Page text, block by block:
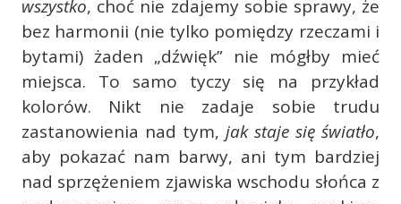
wszystko, choć nie zdajemy sobie sprawy, że
bez harmonii (nie tylko pomiędzy rzeczami i
bytami) żaden „dźwięk” nie mógłby mieć
miejsca. To samo tyczy się na przykład
kolorów. Nikt nie zadaje sobie trudu
zastanowienia nad tym, jak staje się światło,
aby pokazać nam barwy, ani tym bardziej
nad sprzężeniem zjawiska wschodu słońca z